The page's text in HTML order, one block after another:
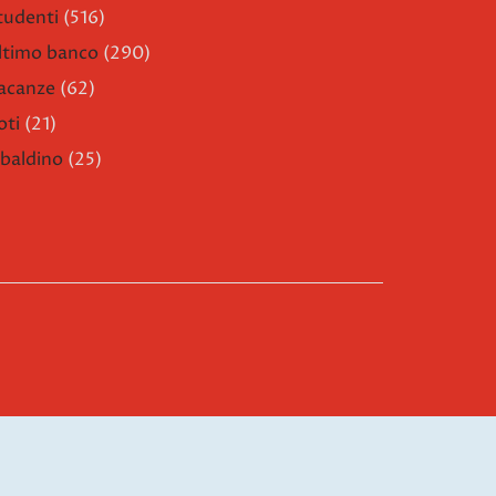
(516)
banco (290)
(62)
(21)
(25)